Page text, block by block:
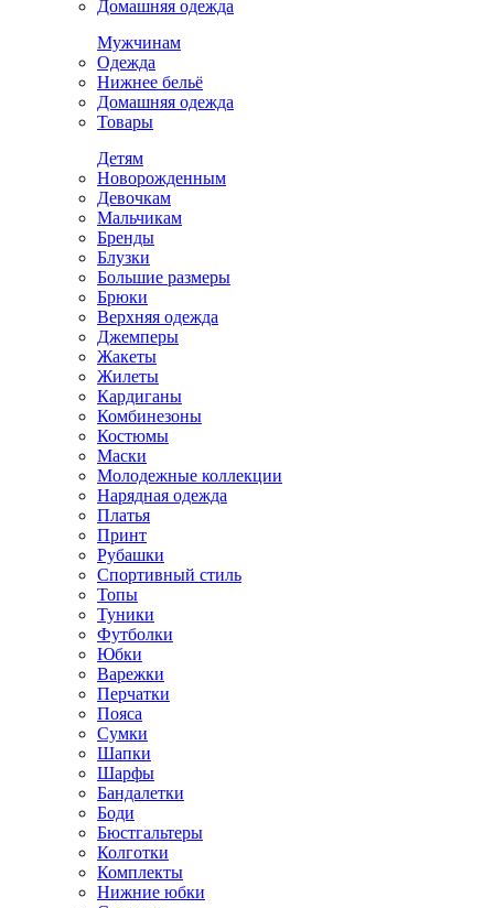
Домашняя одежда
Мужчинам
Одежда
Нижнее бельё
Домашняя одежда
Товары
Детям
Новорожденным
Девочкам
Мальчикам
Бренды
Блузки
Большие размеры
Брюки
Верхняя одежда
Джемперы
Жакеты
Жилеты
Кардиганы
Комбинезоны
Костюмы
Маски
Молодежные коллекции
Нарядная одежда
Платья
Принт
Рубашки
Спортивный стиль
Топы
Туники
Футболки
Юбки
Варежки
Перчатки
Пояса
Сумки
Шапки
Шарфы
Бандалетки
Боди
Бюстгальтеры
Колготки
Комплекты
Нижние юбки